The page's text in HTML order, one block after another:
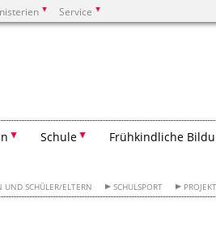
Service
Schule Frühkindliche
UND SCHÜLER/ELTERN SCHULSPORT